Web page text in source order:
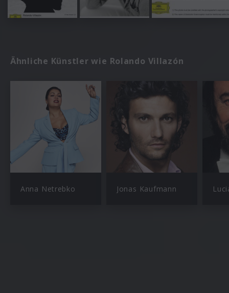
Ähnliche Künstler wie Rolando Villazón
Anna Netrebko Jonas Kaufmann